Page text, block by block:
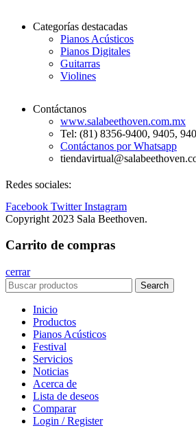
Categorías destacadas
Pianos Acústicos
Pianos Digitales
Guitarras
Violines
Contáctanos
www.salabeethoven.com.mx
Tel: (81) 8356-9400, 9405,
Contáctanos por Whatsapp
Redes sociales:
Facebook Twitter Instagram
Copyright 2023 Sala Beethoven.
Carrito de compras
cerrar
Search
Inicio
Productos
Pianos Acústicos
Festival
Servicios
Noticias
Acerca de
Lista de deseos
Comparar
Login / Register